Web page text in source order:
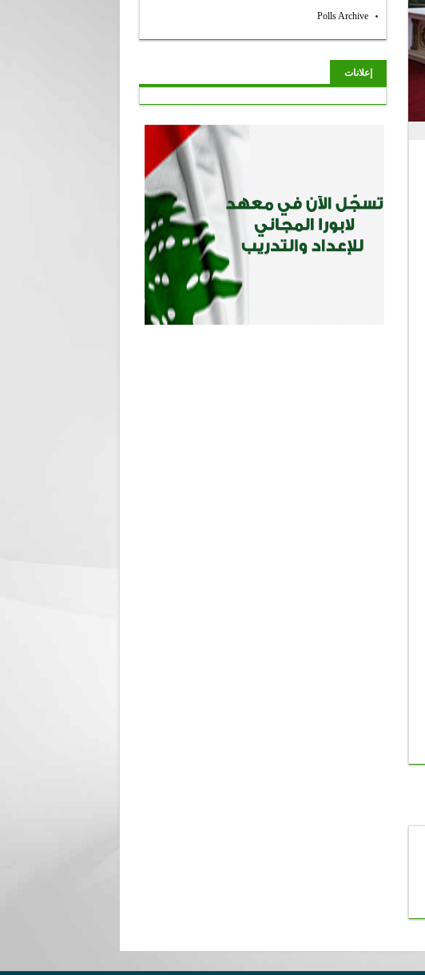
Polls Archive
إعلانات